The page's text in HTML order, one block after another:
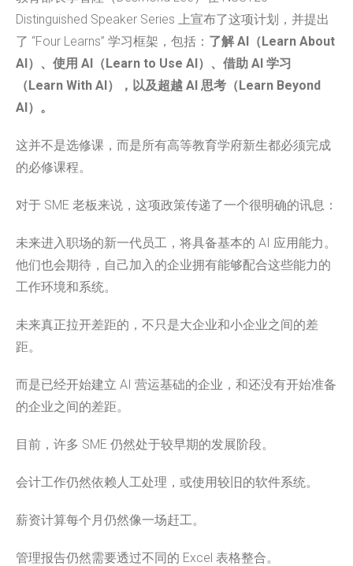
Distinguished Speaker Series 上宣布了这项计划，并提出
了 “Four Learns” 学习框架，包括： 了解 AI（Learn About
AI）、使用 AI（Learn to Use AI）、借助 AI 学习
（Learn With AI），以及超越 AI 思考（Learn Beyond
AI）。
这并不是选修课，而是所有高等教育学府新生都必须完成
的必修课程。
对于 SME 老板来说，这项政策传递了一个很明确的讯息：
未来进入职场的新一代员工，将具备基本的 AI 应用能力。
他们也会期待，自己加入的企业拥有能够配合这些能力的
工作环境和系统。
未来真正拉开差距的，不只是大企业和小企业之间的差
距。
而是已经开始建立 AI 营运基础的企业，和还没有开始准备
的企业之间的差距。
目前，许多 SME 仍然处于较早期的发展阶段。
会计工作仍然依赖人工处理，或使用较旧的软件系统。
薪资计算每个月仍然像一场赶工。
管理报告仍然需要透过不同的 Excel 表格整合。